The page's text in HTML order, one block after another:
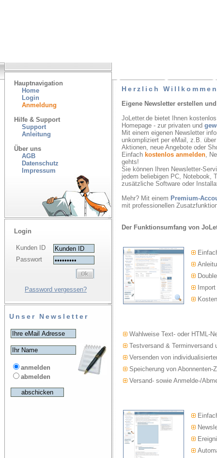
Hauptnavigation
Home
Login
Anmeldung
Hilfe & Support
Support
Anleitung
Über uns
AGB
Datenschutz
Impressum
Login
Kunden ID
Passwort
Password vergessen?
Unser Newsletter
anmelden
abmelden
Herzlich
Eigene Newsletter erstellen
JoLetter.de bietet Ihnen
Homepage - zur privaten und
Mit einem eigenen Newsletter
unkompliziert per eMail, z.B.
Aktionen, neue Angebote oder
Einfach kostenlos anmelden,
gehts!
Sie können Ihren Newsletter-
jedem beliebigen PC, Notebook,
zusätzliche Software oder
Mehr? Mit einem Premium-
mit professionellen
Der Funktionsumfang von
Wahlweise Text- oder HTML-
Testversand & Terminversand
Versenden von
Speicherung von Abonnenten-
Versand- sowie Anmelde-/